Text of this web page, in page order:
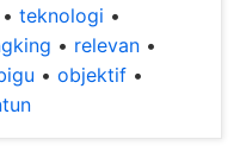
• teknologi •
• relevan •
• objektif •